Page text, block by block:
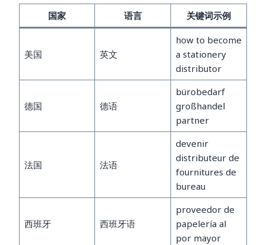
国家 语言 关键词示例
美国 英文
how to become
a stationery
distributor
德国 德语
bürobedarf
großhandel
partner
法国 法语
devenir
distributeur de
fournitures de
bureau
西班牙 西班牙语
proveedor de
papelería al
por mayor